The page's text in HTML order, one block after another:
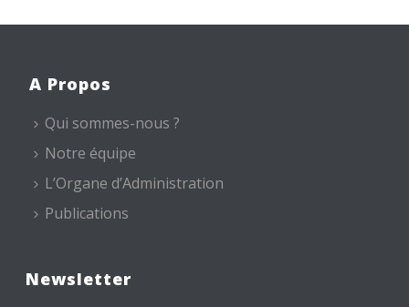
A Propos
Qui sommes-nous ?
Notre équipe
L’Organe d’Administration
Publications
Newsletter